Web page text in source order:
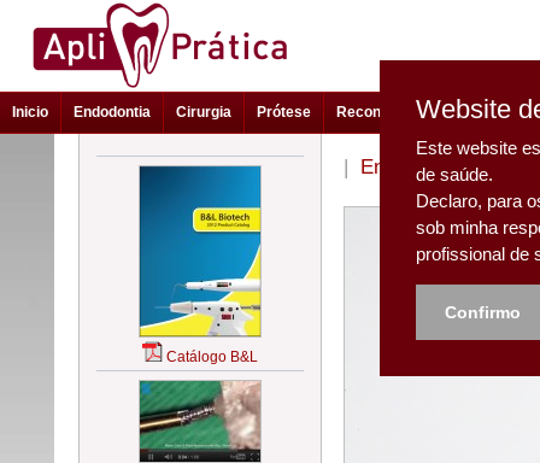
Inicio Endodontia Cirurgia Prótese Reconstrução e Estética
| Endodontia -
Website
Este website
de saúde.
Declaro, para
sob minha
profissional de
Confirmo